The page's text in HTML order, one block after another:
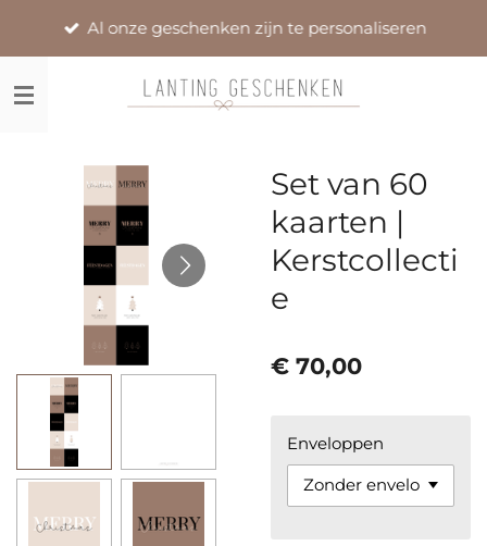
de
Al onze geschenken zijn te personaliseren
Set van 60
kaarten |
Kerstcollecti
e
€ 70,00
Enveloppen